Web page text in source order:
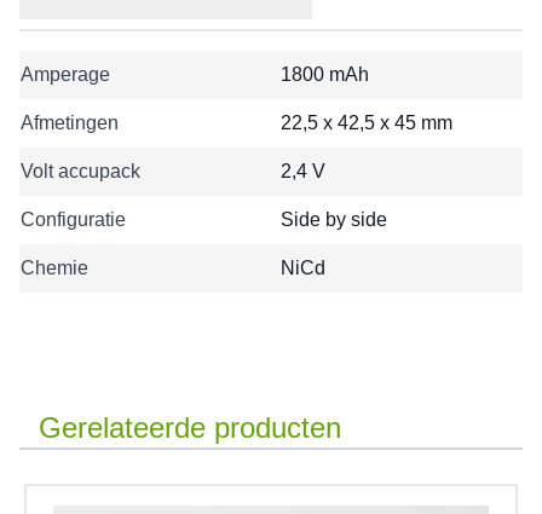
Amperage 1800 mAh
Afmetingen 22,5 x 42,5 x 45 mm
Volt accupack 2,4 V
Configuratie Side by side
Chemie NiCd
Gerelateerde producten